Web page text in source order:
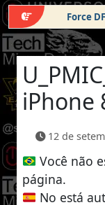
Force
iPhone
12 de
Você não
página.
No está